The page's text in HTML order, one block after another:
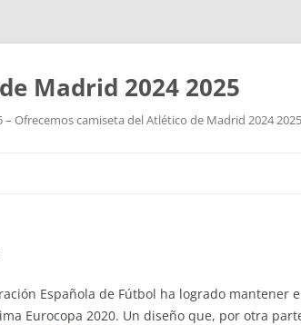
Madrid 2024 2025
Ofrecemos camiseta del Atlético de Madrid 2024
Española de Fútbol ha logrado
Eurocopa 2020. Un diseño que, por otra